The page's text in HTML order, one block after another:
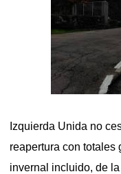
Izquierda Unida no
reapertura con totales
invernal incluido, de